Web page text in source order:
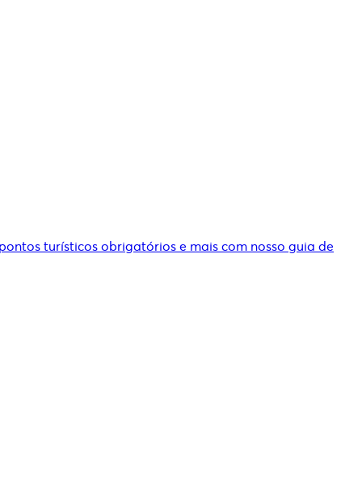
turísticos obrigatórios e mais com nosso guia de